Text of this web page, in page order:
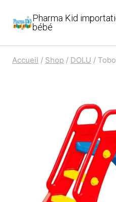
Pharma Kid
bébé
Accueil / Shop / DOLU /